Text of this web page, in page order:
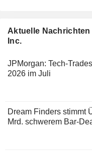
Aktuelle
Inc.
JPMorgan: Tech-
2026 im Juli
Dream Finders stimmt
Mrd. schwerem Bar-